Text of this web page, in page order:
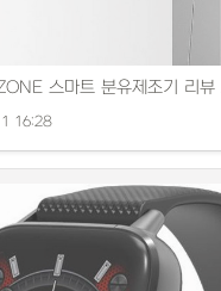
기 추천 제품별 특징과 장점을 소개
스마트 분유제조기 리뷰
16:28